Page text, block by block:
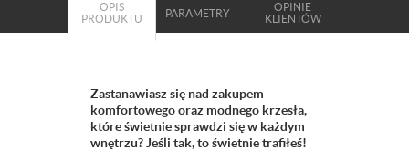
OPIS
PRODUKTU
PARAMETRY
OPINIE
KLIENTÓW
Zastanawiasz się nad zakupem
komfortowego oraz modnego krzesła,
które świetnie sprawdzi się w każdym
wnętrzu? Jeśli tak, to świetnie trafiłeś!